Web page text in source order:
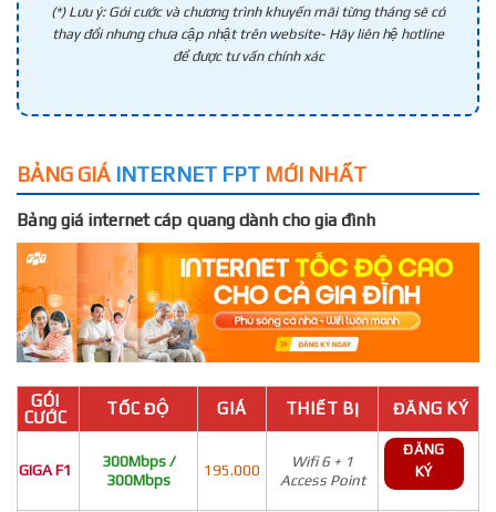
(*) Lưu ý: Gói cước và chương trình khuyến mãi từng tháng sẽ có
thay đổi nhưng chưa cập nhật trên website- Hãy liên hệ hotline
để được tư vấn chính xác
BẢNG GIÁ INTERNET FPT MỚI NHẤT
Bảng giá internet cáp quang dành cho gia đình
GÓI
CƯỚC
TỐC ĐỘ GIÁ THIẾT BỊ ĐĂNG KÝ
GIGA F1
300Mbps /
300Mbps
195.000
Wifi 6 + 1
Access Point
ĐĂNG
KÝ